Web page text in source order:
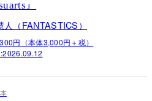
』
人（FANTASTICS）
円（本体3,000円＋税）
2026.09.12